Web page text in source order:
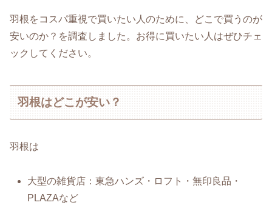
羽根をコスパ重視で買いたい人のために、どこで買うのが
安いのか？を調査しました。お得に買いたい人はぜひチェ
ックしてください。
羽根はどこが安い？
羽根は
大型の雑貨店：東急ハンズ・ロフト・無印良品・
PLAZAなど